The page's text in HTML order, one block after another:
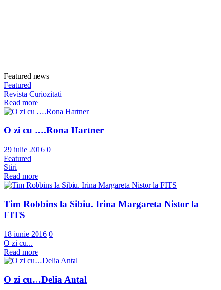
Featured news
Featured
Revista Curiozitati
Read more
O zi cu ….Rona Hartner
29 iulie 2016 0
Featured
Stiri
Read more
Tim Robbins la Sibiu. Irina Margareta Nistor la
FITS
18 iunie 2016 0
O zi cu...
Read more
O zi cu…Delia Antal